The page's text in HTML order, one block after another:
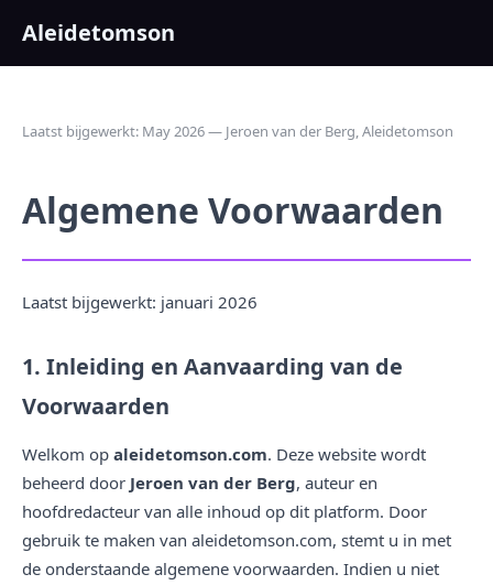
Aleidetomson
Laatst bijgewerkt: May 2026 — Jeroen van der Berg, Aleidetomson
Algemene Voorwaarden
Laatst bijgewerkt: januari 2026
1. Inleiding en Aanvaarding van de
Voorwaarden
Welkom op aleidetomson.com. Deze website wordt
beheerd door Jeroen van der Berg, auteur en
hoofdredacteur van alle inhoud op dit platform. Door
gebruik te maken van aleidetomson.com, stemt u in met
de onderstaande algemene voorwaarden. Indien u niet